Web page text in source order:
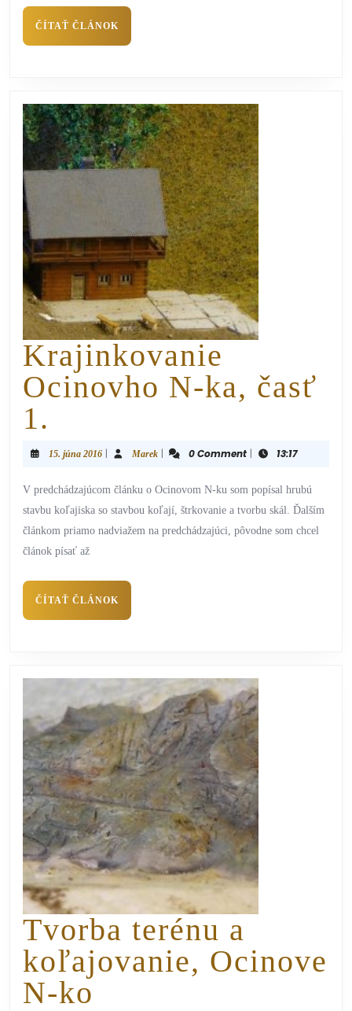
ČÍTAŤ ČLÁNOK
Krajinkovanie
Ocinovho N-ka, časť
1.
15. júna 2016 | Marek | 0 Comment | 13:17
V predchádzajúcom článku o Ocinovom N-ku som popísal hrubú
stavbu koľajiska so stavbou koľají, štrkovanie a tvorbu skál. Ďalším
článkom priamo nadviažem na predchádzajúci, pôvodne som chcel
článok písať až
ČÍTAŤ ČLÁNOK
Tvorba terénu a
koľajovanie, Ocinove
N-ko